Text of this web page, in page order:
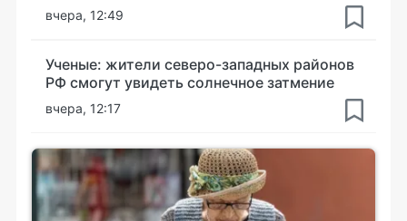
вчера, 12:49
Ученые: жители северо-западных районов
РФ смогут увидеть солнечное затмение
вчера, 12:17